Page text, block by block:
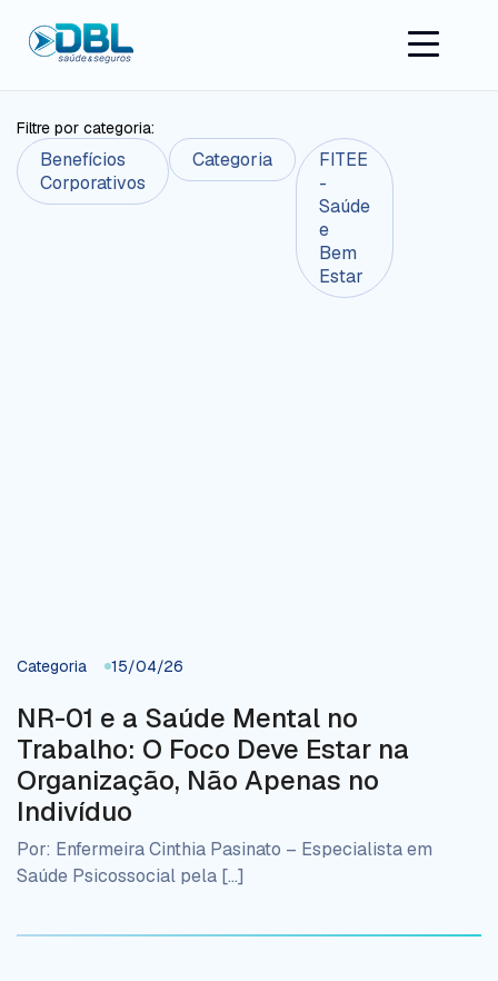
Filtre por categoria:
Benefícios
Corporativos
Categoria
FITEE
-
Saúde
e
Bem
Estar
Categoria 15/04/26
NR-01 e a Saúde Mental no
Trabalho: O Foco Deve Estar na
Organização, Não Apenas no
Indivíduo
Por: Enfermeira Cinthia Pasinato – Especialista em
Saúde Psicossocial pela […]